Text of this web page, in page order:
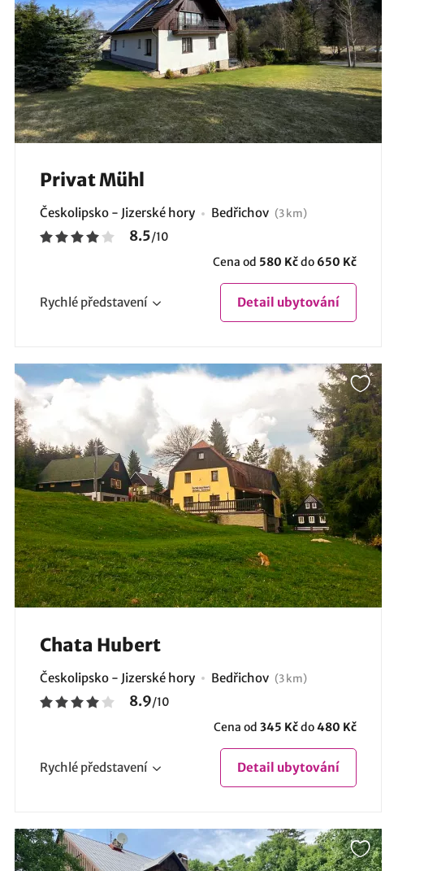
Privat Mühl
Českolipsko - Jizerské hory Bedřichov (3 km)
8.5/10
Cena od 580 Kčdo 650 Kč
Rychlé představení Detail ubytování
Chata Hubert
Českolipsko - Jizerské hory Bedřichov (3 km)
8.9/10
Cena od 345 Kčdo480 Kč
Rychlé představení Detail ubytování